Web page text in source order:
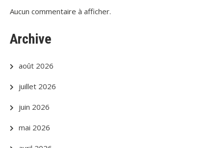
Aucun commentaire à afficher.
Archive
août 2026
juillet 2026
juin 2026
mai 2026